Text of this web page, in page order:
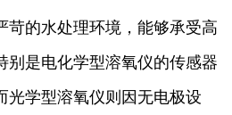
苛的水处理环境，能够承受高
别是电化学型溶氧仪的传感器
光学型溶氧仪则因无电极设